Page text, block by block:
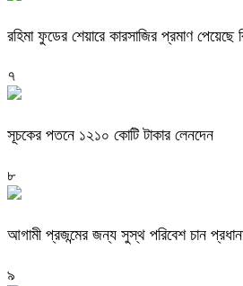
রহিমা ফুডের শেয়ারে কারসাজির প্রমাণ পেয়েছে
৭
সূচকের পতনে ১২১০ কোটি টাকার লেনদেন
৮
আগামী প্রজন্মের জন্য সুস্থ পরিবেশ চান
৯